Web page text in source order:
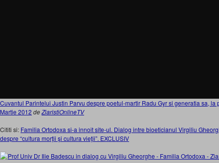
Cuvantul Parintelui Justin Parvu despre poetul-martir Radu Gyr si generatia sa, la
Martie 2012 deZiaristiOnlineTV
Cititi si: Familia Ortodoxa si-a innoit site-ul. Dialog intre bioeticianul Virgiliu
despre “cultura morţii şi cultura vieţii”. EXCLUSIV